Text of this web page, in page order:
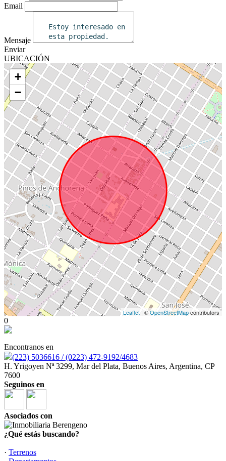
Email
Mensaje
Enviar
UBICACIÓN
+
−
Leaflet | ©OpenStreetMapcontributors
0
Encontranos en
(223) 5036616 / (0223) 472-9192/4683
H. Yrigoyen Nª 3299, Mar del Plata, Buenos Aires, Argentina, CP
7600
Seguinos en
Asociados con
¿Qué estás buscando?
· Terrenos